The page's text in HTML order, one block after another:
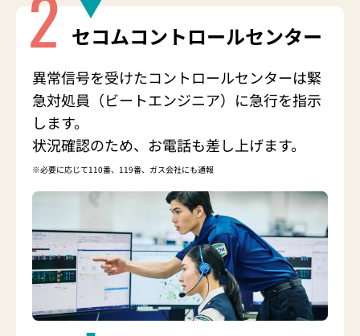
セコムコントロールセンター
異常信号を受けたコントロールセンターは緊
急対処員（ビートエンジニア）に急行を指示
します。
状況確認のため、お電話も差し上げます。
※必要に応じて110番、119番、ガス会社にも通報